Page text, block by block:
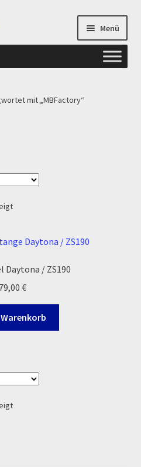
Menü
mit „MBFactory“
Daytona / ZS190
€